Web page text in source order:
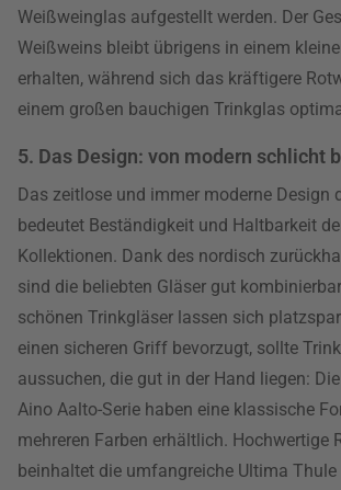
Weißweinglas aufgestellt werden. Der
Weißweins bleibt übrigens in einem
erhalten, während sich das kräftigere
einem großen bauchigen Trinkglas
5. Das Design: von modern schlicht
Das zeitlose und immer moderne Design
bedeutet Beständigkeit und Haltbarkeit
Kollektionen. Dank des nordisch
sind die beliebten Gläser gut
schönen Trinkgläser lassen sich
einen sicheren Griff bevorzugt, sollte
aussuchen, die gut in der Hand liegen:
Aino Aalto-Serie haben eine klassische
mehreren Farben erhältlich. Hochwertige
beinhaltet die umfangreiche Ultima